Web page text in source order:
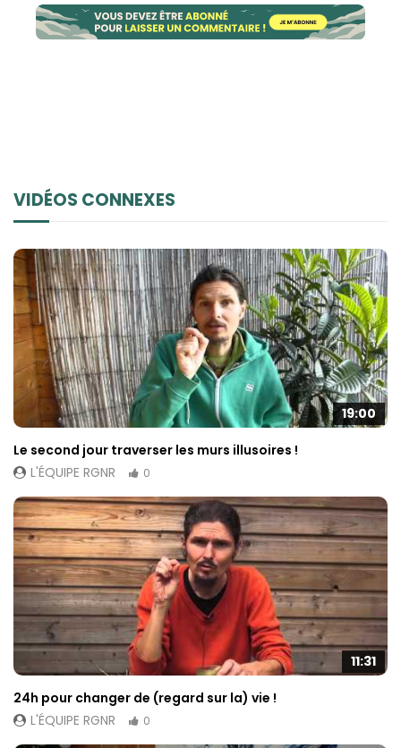
VIDÉOS CONNEXES
19:00
Le second jour traverser les murs illusoires !
L'ÉQUIPE RGNR
0
11:31
24h pour changer de (regard sur la) vie !
L'ÉQUIPE RGNR
0